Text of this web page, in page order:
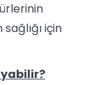
için